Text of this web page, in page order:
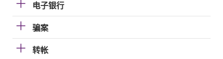
电子银行
骗案
转帐